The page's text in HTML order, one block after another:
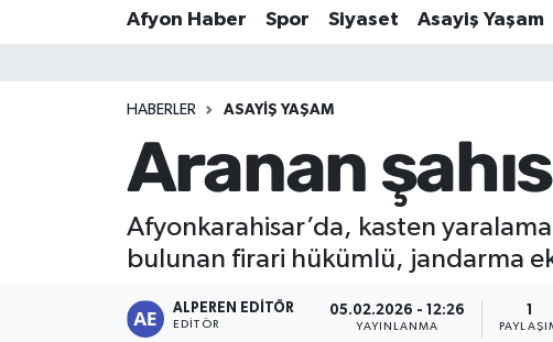
Afyon Haber Spor Siyaset Asayiş Yaşam
HABERLER ASAYIŞ YAŞAM
Aranan
Afyonkarahisar’da, kasten yaralama
bulunan firari hükümlü, jandarma
ALPEREN EDITÖR
EDITÖR
05.02.2026 - 12:26
YAYINLANMA
Asayiş Yaşam
Sivil Toplum
Ekonomi